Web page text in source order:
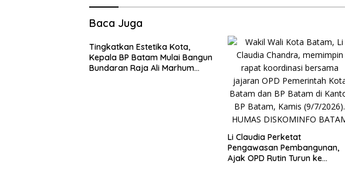
Baca Juga
Tingkatkan Estetika Kota,
Kepala BP Batam Mulai Bangun
Bundaran Raja Ali Marhum
Li Claudia Perketat
Pengawasan Pembangunan,
Ajak OPD Rutin Turun ke